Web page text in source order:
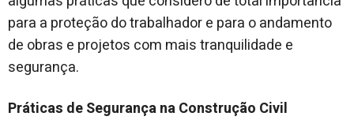
para a proteção do trabalhador e para o andamento
de obras e projetos com mais tranquilidade e
segurança.
Práticas de Segurança na Construção Civil